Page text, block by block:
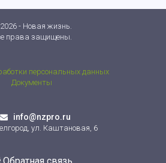
- Новая жизнь.
права защищены.
персональных данных
Документы
info@nzpro.ru
ул. Каштановая, 6
Обратная связь